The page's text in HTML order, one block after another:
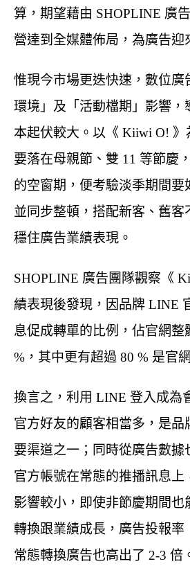
算，期望藉由 SHOPLINE 廣
營達到全媒體佈局，為廣告迎
惟現今市場更迭快速，數位廣
環境」及「活動檔期」影響，
本起伏較大。以《 Kiiwi O! 》
要落在母親節、雙 11 等節慶
的空窗期，便考驗淡季期間要
並同步整頓，搭配新客、舊客
穩住廣告業績表現。
SHOPLINE 廣告團隊觀察《
績表現後發現，因品牌 LINE
息促成轉單的比例，佔官網整
%，其中更有超過 80 % 是官
換言之，利用 LINE 登入成為
官方好友的顧客相當多，是品
要渠道之一；同時從廣告數據
官方帳號在常態的推播訊息上
影響較小，即使非節慶期間也
轉換跟業績成長，廣告投報率
常態轉換廣告也高出了 2-3 倍